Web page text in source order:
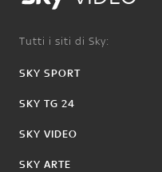
Tutti i siti di Sky:
SKY SPORT
SKY TG 24
SKY VIDEO
SKY ARTE